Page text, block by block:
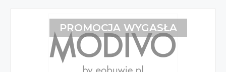
PROMOCJA WYGASŁA